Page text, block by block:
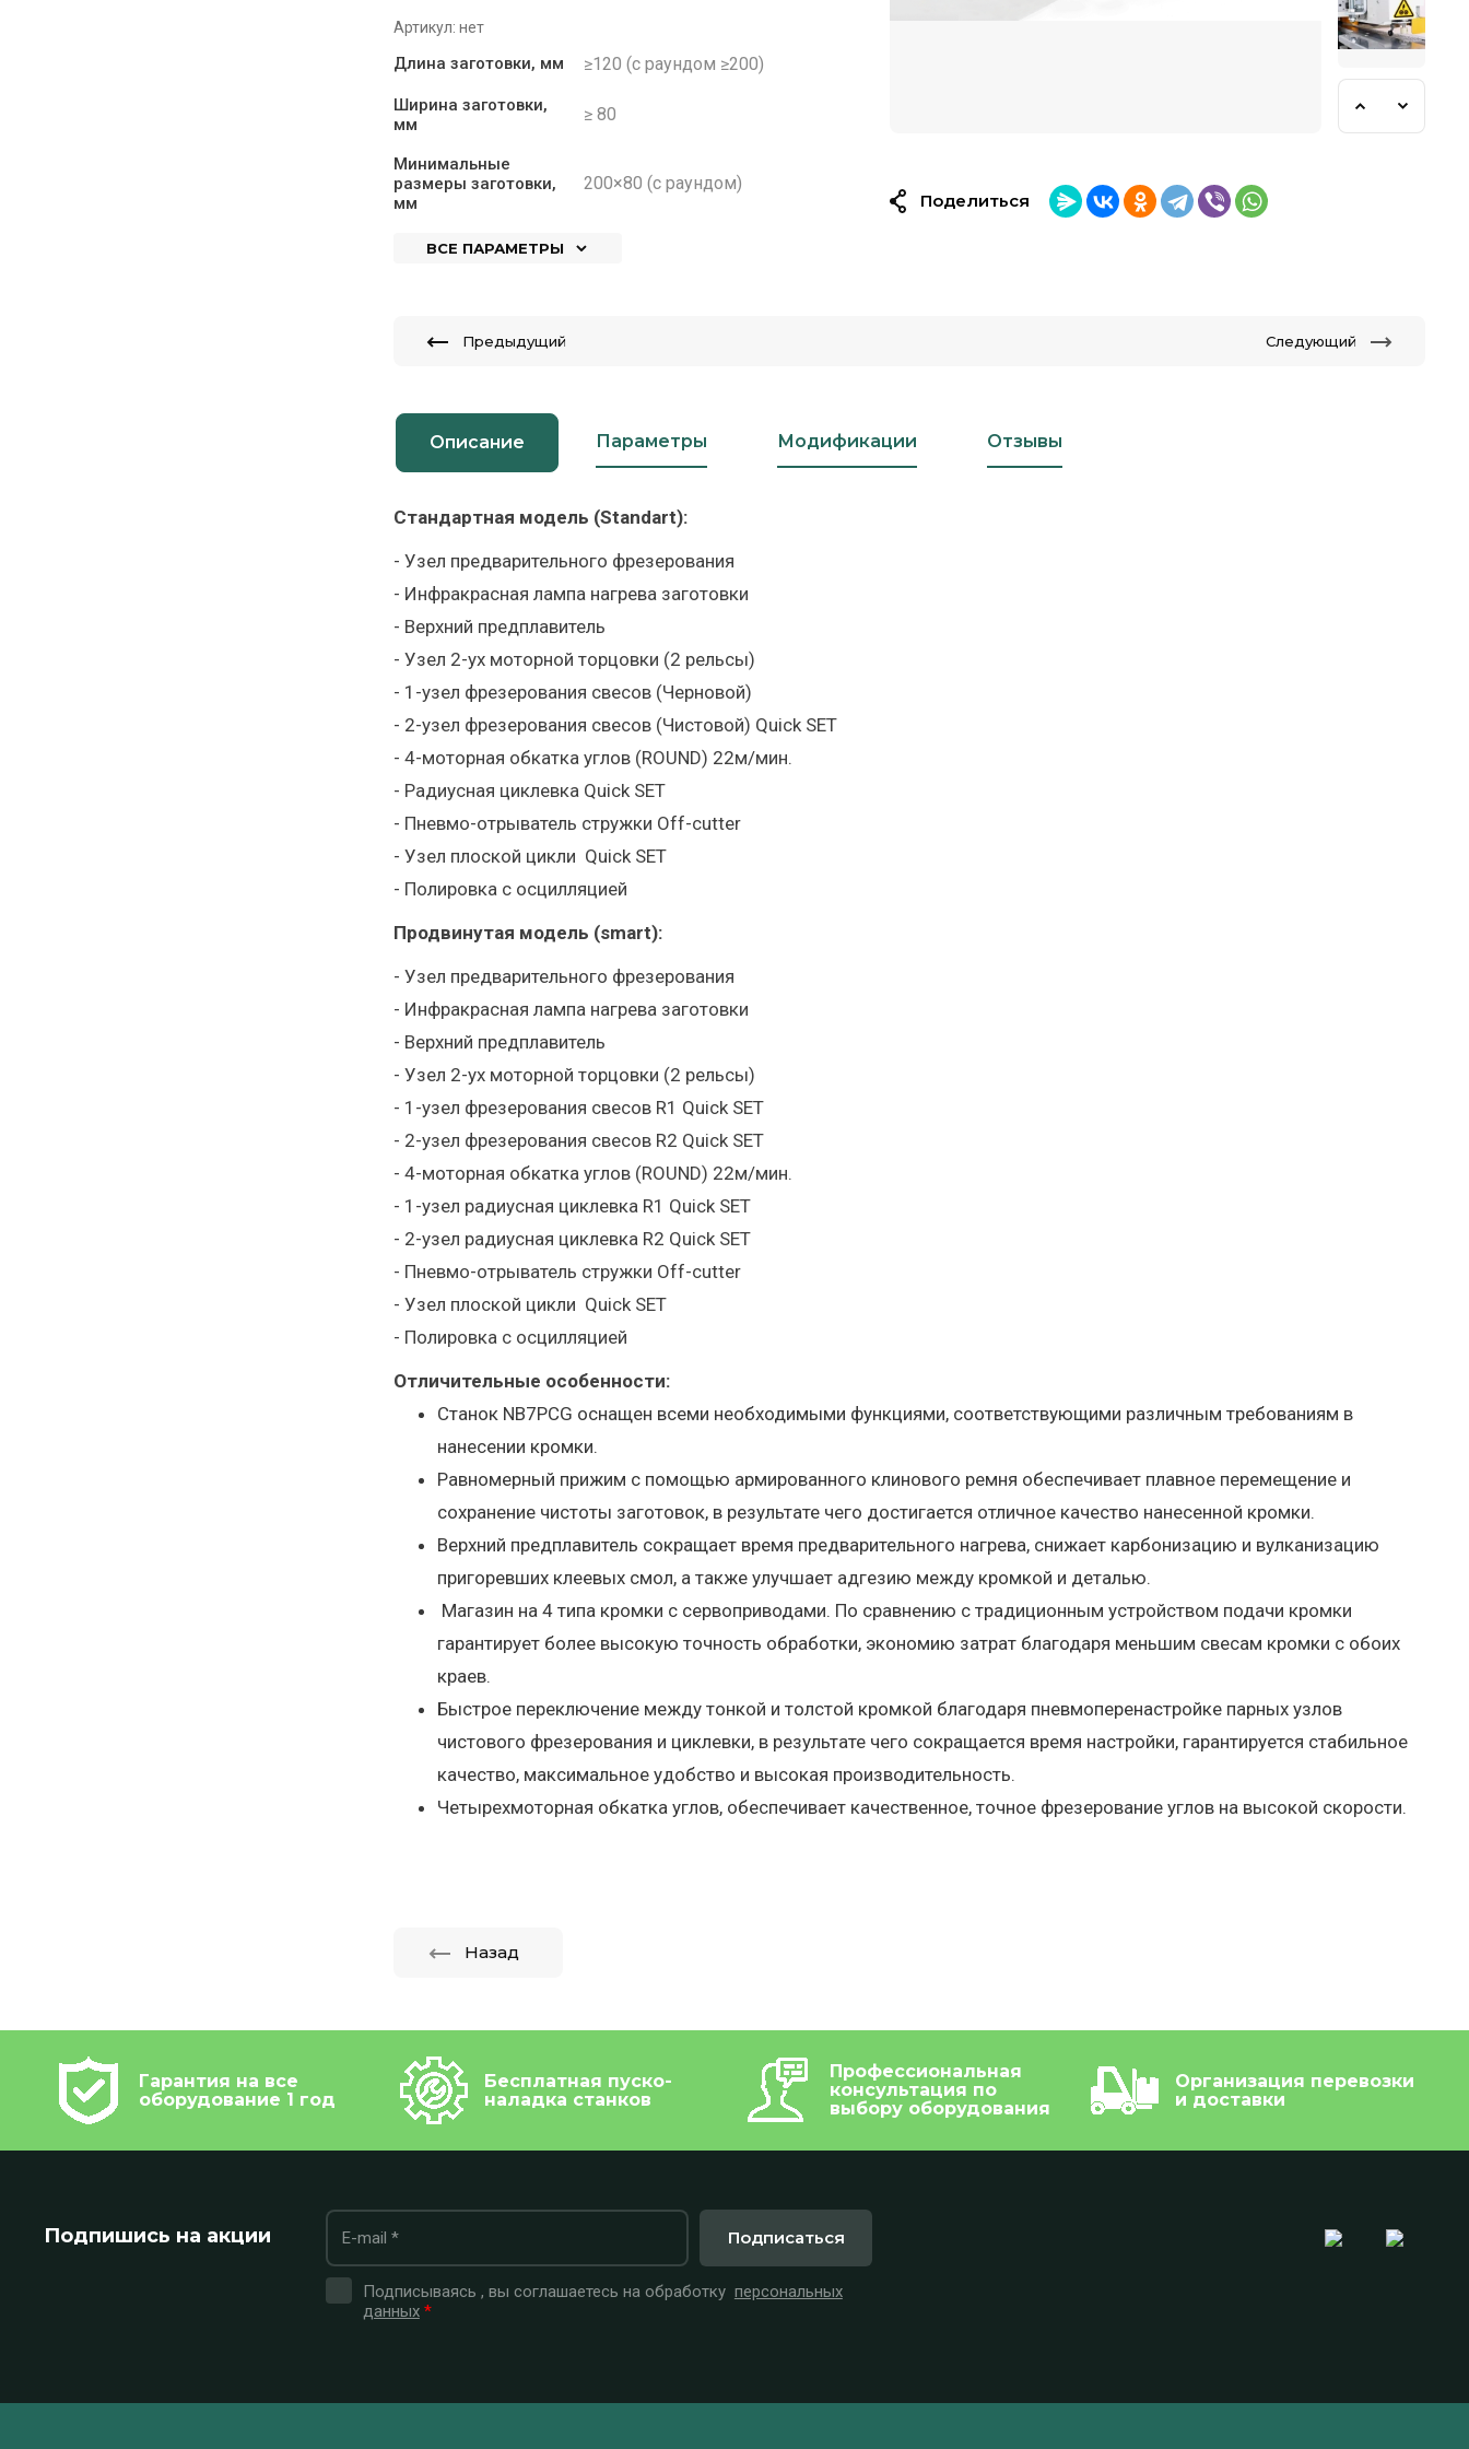
Артикул: нет
Длина заготовки, мм ≥120 (с раундом ≥200)
Ширина заготовки,
мм
≥ 80
Минимальные
размеры заготовки,
мм
200×80 (с раундом)
ВСЕ ПАРАМЕТРЫ
Поделиться
Предыдущий Следующий
Описание Параметры Модификации Отзывы
Стандартная модель (Standart):
- Узел предварительного фрезерования
- Инфракрасная лампа нагрева заготовки
- Верхний предплавитель
- Узел 2-ух моторной торцовки (2 рельсы)
- 1-узел фрезерования свесов (Черновой)
- 2-узел фрезерования свесов (Чистовой) Quick SET
- 4-моторная обкатка углов (ROUND) 22м/мин.
- Радиусная циклевка Quick SET
- Пневмо-отрыватель стружки Off-cutter
- Узел плоской цикли Quick SET
- Полировка с осцилляцией
Продвинутая модель (smart):
- Узел предварительного фрезерования
- Инфракрасная лампа нагрева заготовки
- Верхний предплавитель
- Узел 2-ух моторной торцовки (2 рельсы)
- 1-узел фрезерования свесов R1 Quick SET
- 2-узел фрезерования свесов R2 Quick SET
- 4-моторная обкатка углов (ROUND) 22м/мин.
- 1-узел радиусная циклевка R1 Quick SET
- 2-узел радиусная циклевка R2 Quick SET
- Пневмо-отрыватель стружки Off-cutter
- Узел плоской цикли Quick SET
- Полировка с осцилляцией
Отличительные особенности:
Станок NB7PCG оснащен всеми необходимыми функциями, соответствующими различным требованиям в
нанесении кромки.
Равномерный прижим с помощью армированного клинового ремня обеспечивает плавное перемещение и
сохранение чистоты заготовок, в результате чего достигается отличное качество нанесенной кромки.
Верхний предплавитель сокращает время предварительного нагрева, снижает карбонизацию и вулканизацию
пригоревших клеевых смол, а также улучшает адгезию между кромкой и деталью.
Магазин на 4 типа кромки с сервоприводами. По сравнению с традиционным устройством подачи кромки
гарантирует более высокую точность обработки, экономию затрат благодаря меньшим свесам кромки с обоих
краев.
Быстрое переключение между тонкой и толстой кромкой благодаря пневмоперенастройке парных узлов
чистового фрезерования и циклевки, в результате чего сокращается время настройки, гарантируется стабильное
качество, максимальное удобство и высокая производительность.
Четырехмоторная обкатка углов, обеспечивает качественное, точное фрезерование углов на высокой скорости.
Назад
Гарантия на все
оборудование 1 год
Бесплатная пуско-
наладка станков
Профессиональная
консультация по
выбору оборудования
Организация перевозки
и доставки
Подпишись на акции
Подписываясь , вы соглашаетесь на обработку персональных
данных *
Подписаться